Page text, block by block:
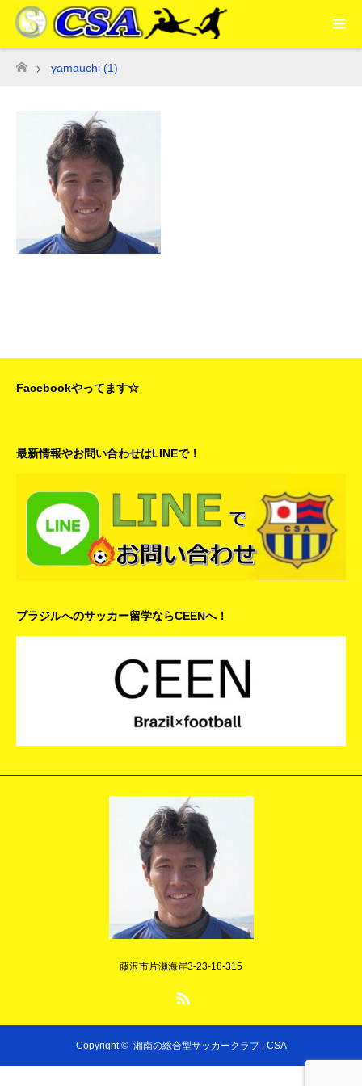
ホーム
yamauchi (1)
Facebookやってます☆
最新情報やお問い合わせはLINEで！
ブラジルへのサッカー留学ならCEENへ！
藤沢市片瀬海岸3-23-18-315
Copyright © 湘南の総合型サッカークラブ | CSA